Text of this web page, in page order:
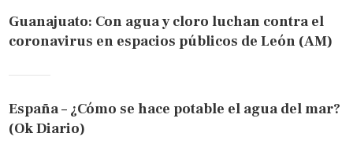
Guanajuato: Con agua y cloro luchan contra el
coronavirus en espacios públicos de León (AM)
España – ¿Cómo se hace potable el agua del mar?
(Ok Diario)